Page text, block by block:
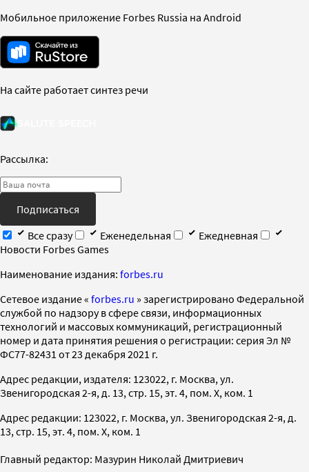
Мобильное приложение Forbes Russia на Android
На сайте работает синтез речи
Рассылка:
Подписаться
Все сразу
Еженедельная
Ежедневная
Новости Forbes Games
Наименование издания: forbes.ru
Cетевое издание « forbes.ru » зарегистрировано Федеральной
службой по надзору в сфере связи, информационных
технологий и массовых коммуникаций, регистрационный
номер и дата принятия решения о регистрации: серия Эл №
ФС77-82431 от 23 декабря 2021 г.
Адрес редакции, издателя: 123022, г. Москва, ул.
Звенигородская 2-я, д. 13, стр. 15, эт. 4, пом. X, ком. 1
Адрес редакции: 123022, г. Москва, ул. Звенигородская 2-я, д.
13, стр. 15, эт. 4, пом. X, ком. 1
Главный редактор: Мазурин Николай Дмитриевич